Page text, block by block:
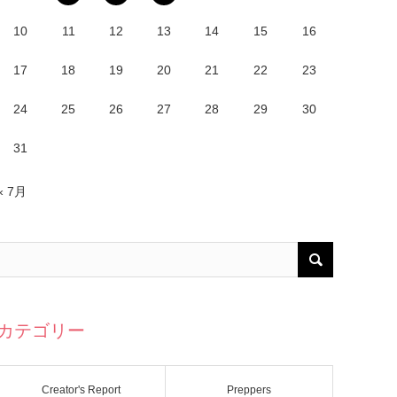
10 11 12 13 14 15 16
17 18 19 20 21 22 23
24 25 26 27 28 29 30
31
7月
テゴリー
Creator's Report Preppers